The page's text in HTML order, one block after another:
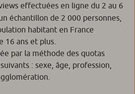
effectuées en ligne du 2 au 6
échantillon de 2 000 personnes,
habitant en France
16 ans et plus.
par la méthode des quotas
: sexe, âge, profession,